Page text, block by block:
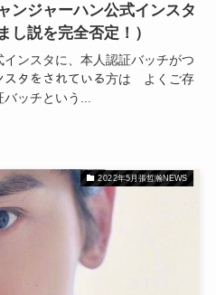
ンジャーハン公式インスタ
し説を完全否定！）
ンスタに、本人認証バッチがつ
スタをされている方は よくご存
ッチという...
2022年5月張哲瀚NEWS